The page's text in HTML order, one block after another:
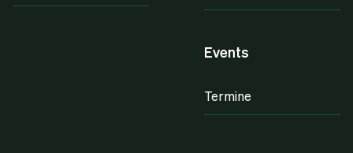
Events
Termine